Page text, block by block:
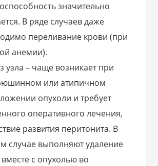
значительно
В ряде случаев даже
переливание крови (при
анемии).
узла – чаще возникает при
или атипичном
опухоли и требует
оперативного лечения,
развития перитонита. В
случае выполняют удаление
с опухолью во